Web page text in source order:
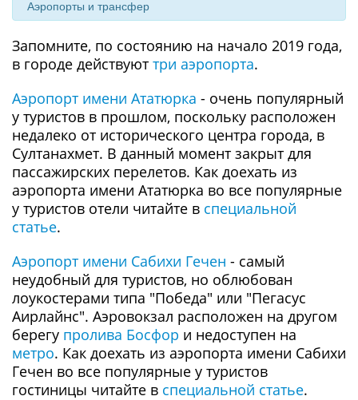
Аэропорты и трансфер
Запомните, по состоянию на начало 2019 года,
в городе действуют три аэропорта.
Аэропорт имени Ататюрка - очень популярный
у туристов в прошлом, поскольку расположен
недалеко от исторического центра города, в
Султанахмет. В данный момент закрыт для
пассажирских перелетов. Как доехать из
аэропорта имени Ататюрка во все популярные
у туристов отели читайте в специальной
статье.
Аэропорт имени Сабихи Гечен - самый
неудобный для туристов, но облюбован
лоукостерами типа "Победа" или "Пегасус
Аирлайнс". Аэровокзал расположен на другом
берегу пролива Босфор и недоступен на
метро. Как доехать из аэропорта имени Сабихи
Гечен во все популярные у туристов
гостиницы читайте в специальной статье.